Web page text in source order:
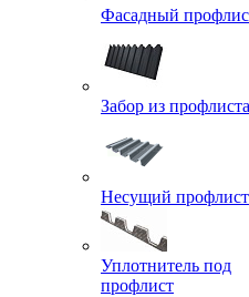
Фасадный
Забор из профлиста
Несущий профлист
Уплотнитель под
профлист